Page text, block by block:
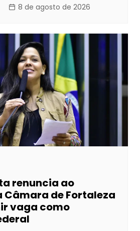
8 de agosto de 2026
renuncia ao
Câmara de Fortaleza
vaga como